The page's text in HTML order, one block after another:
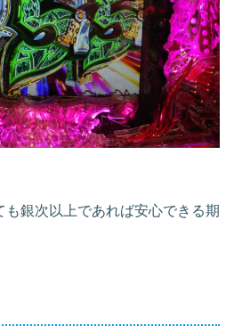
銀次以上であれば安心できる期